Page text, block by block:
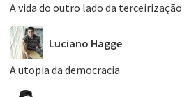
A vida do outro lado da terceirização
Luciano Hagge
A utopia da democracia